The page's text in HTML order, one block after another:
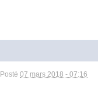
Posté 07 mars 2018 - 07:16